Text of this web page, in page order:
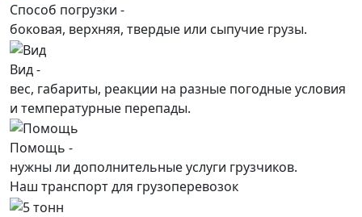
Способ погрузки -
боковая, верхняя, твердые или сыпучие грузы.
Вид -
вес, габариты, реакции на разные погодные условия
и температурные перепады.
Помощь -
нужны ли дополнительные услуги грузчиков.
Наш транспорт для грузоперевозок